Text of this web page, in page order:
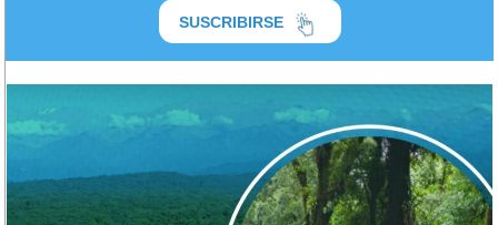
SUSCRIBIRSE